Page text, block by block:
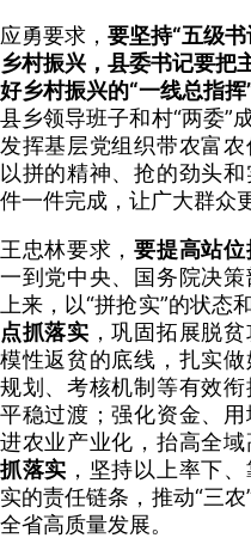
应勇要求， 要坚持“五级
乡村振兴，县委书记要把
好乡村振兴的“一线总指挥”
县乡领导班子和村“两委”
发挥基层党组织带农富
以拼的精神、抢的劲头
件一件完成，让广大群众
王忠林要求，要提高站位
一到党中央、国务院决
上来，以“拼抢实”的状态
点抓落实 ，巩固拓展脱
模性返贫的底线，扎实
规划、考核机制等有效
平稳过渡；强化资金、
进农业产业化，抬高全
抓落实 ，坚持以上率下
实的责任链条，推动“三
全省高质量发展。